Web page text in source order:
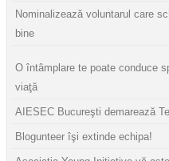
Nominalizează voluntarul care
bine
O întâmplare te poate conduce
viaţă
AIESEC Bucureşti demarează
Blogunteer îşi extinde echipa!